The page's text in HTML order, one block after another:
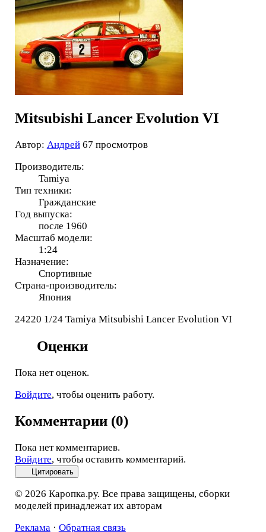
Mitsubishi Lancer Evolution VI
Автор: Андрей 67 просмотров
Производитель:
Tamiya
Тип техники:
Гражданские
Год выпуска:
после 1960
Масштаб модели:
1:24
Назначение:
Спортивные
Страна-производитель:
Япония
24220 1/24 Tamiya Mitsubishi Lancer Evolution VI
Оценки
Пока нет оценок.
Войдите, чтобы оценить работу.
Комментарии (0)
Пока нет комментариев.
Войдите, чтобы оставить комментарий.
Цитировать
© 2026 Каропка.ру. Все права защищены, сборки
моделей принадлежат их авторам
Реклама· Обратная связь